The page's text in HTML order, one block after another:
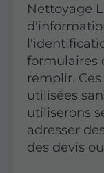
Nettoyage
formulaires
remplir.
utilisées
utiliserons
adresser
des devis